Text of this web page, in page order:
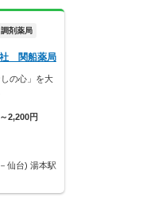
調剤薬局
社 関船薬局
しの心」を大
2,200円
仙台) 湯本駅